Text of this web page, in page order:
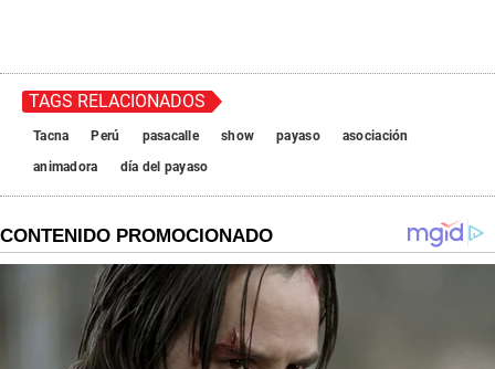
TAGS RELACIONADOS
Tacna Perú pasacalle show payaso
asociación
animadora
día del payaso